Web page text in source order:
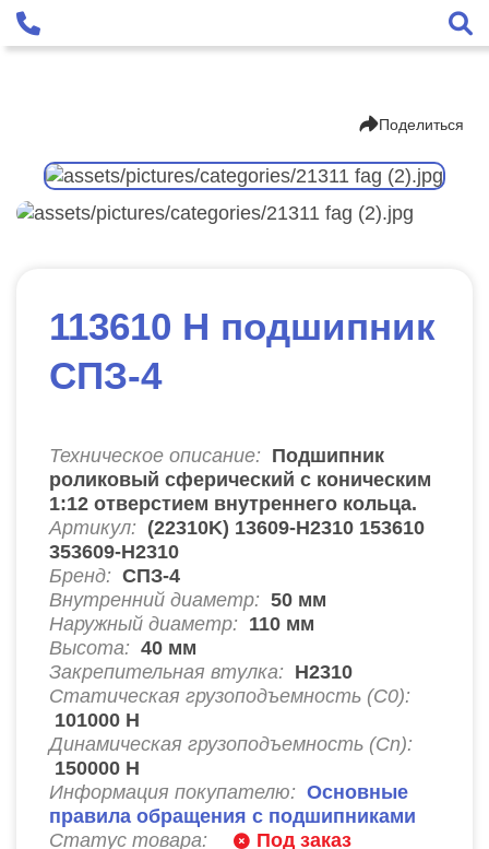
Поделиться
113610 Н подшипник
СПЗ-4
Техническое описание: Подшипник
роликовый сферический с коническим
1:12 отверстием внутреннего кольца.
Артикул: (22310K) 13609-H2310 153610
353609-H2310
Бренд: СПЗ-4
Внутренний диаметр: 50 мм
Наружный диаметр: 110 мм
Высота: 40 мм
Закрепительная втулка: H2310
Статическая грузоподъемность (C0):
101000 Н
Динамическая грузоподъемность (Cn):
150000 Н
Информация покупателю: Основные
правила обращения с подшипниками
Статус товара:
Под заказ